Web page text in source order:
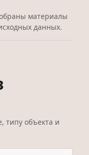
материалы
данных.
типу объекта и